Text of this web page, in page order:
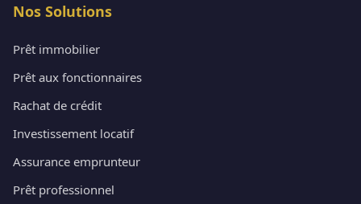
Nos Solutions
Prêt immobilier
Prêt aux fonctionnaires
Rachat de crédit
Investissement locatif
Assurance emprunteur
Prêt professionnel